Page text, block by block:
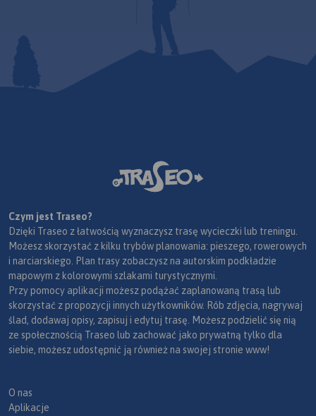
Czym jest Traseo?
Dzięki Traseo z łatwością wyznaczysz trasę wycieczki lub treningu.
Możesz skorzystać z kilku trybów planowania: pieszego, rowerowych
i narciarskiego. Plan trasy zobaczysz na autorskim podkładzie
mapowym z kolorowymi szlakami turystycznymi.
Przy pomocy aplikacji możesz podążać zaplanowaną trasą lub
skorzystać z propozycji innych użytkowników. Rób zdjęcia, nagrywaj
ślad, dodawaj opisy, zapisuj i edytuj trasę. Możesz podzielić się nią
ze społecznością Traseo lub zachować jako prywatną tylko dla
siebie, możesz udostępnić ją również na swojej stronie www!
O nas
Aplikacje